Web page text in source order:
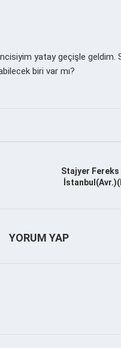
yatay geçişle geldim.
biri var mı?
Stajyer
YORUM YAP